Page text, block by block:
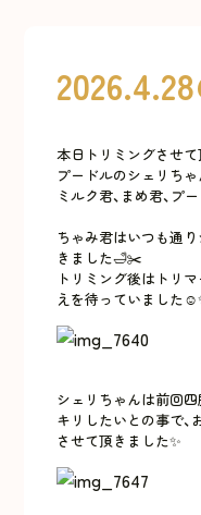
本日トリミングさせて
プードルのシェリちゃ
ミルク君、まめ君、プ
ちゃみ君はいつも通
きました🛁✂️
トリミング後はトリ
えを待っていました
シェリちゃんは前回
キリしたいとの事で、
させて頂きました✨